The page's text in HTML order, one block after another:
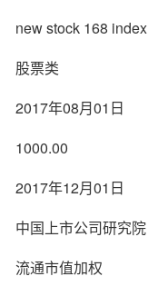
new stock 168 index
股票类
2017年08月01日
1000.00
2017年12月01日
中国上市公司研究院
流通市值加权